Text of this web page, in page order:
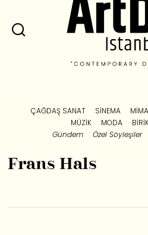
ÇAĞDAŞ SANAT SINEMA
MÜZIK
MODA
Gündem
Özel Söyleşiler
Frans Hals